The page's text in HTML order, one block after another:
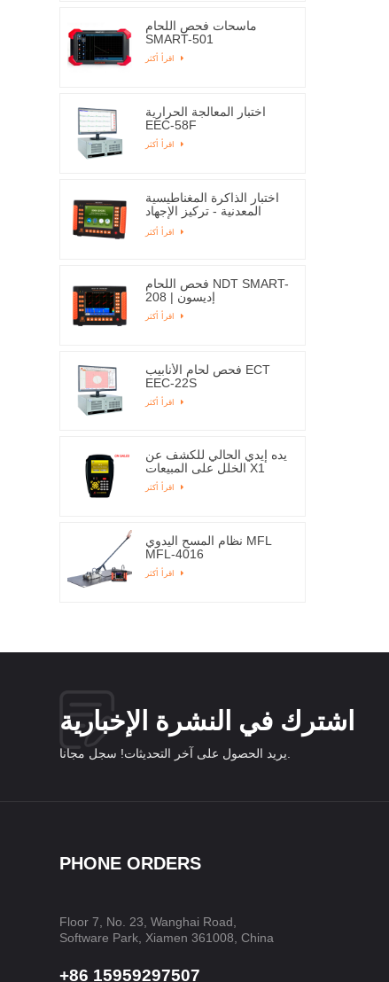
ماسحات فحص اللحام
SMART-501
اختبار المعالجة الحرارية
EEC-58F
اختبار الذاكرة المغناطيسية
المعدنية - تركيز الإجهاد
EMS-2003C
فحص اللحام NDT SMART-
208 | إديسون
فحص لحام الأنابيب ECT
EEC-22S
يده إيدي الحالي للكشف عن
الخلل على المبيعات X1
نظام المسح اليدوي MFL
MFL-4016
اشترك في النشرة الإخبارية
PHONE ORDERS
Floor 7, No. 23, Wanghai Road,
Software Park, Xiamen 361008, China
+86 15959297507